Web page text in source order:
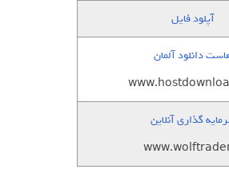
آپلود فایل
دانلود آلمان
گذاری آنلاین